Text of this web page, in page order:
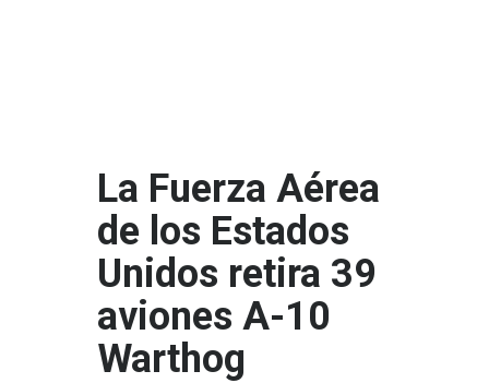
La Fuerza Aérea
de los Estados
Unidos retira 39
aviones A-10
Warthog